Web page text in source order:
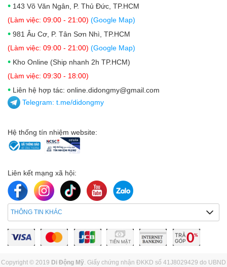
• 143 Võ Văn Ngân, P. Thủ Đức, TP.HCM
(Làm việc: 09:00 - 21:00) (Google Map)
• 981 Âu Cơ, P. Tân Sơn Nhì, TP.HCM
(Làm việc: 09:00 - 21:00) (Google Map)
• Kho Online (Ship nhanh 2h TP.HCM)
(Làm việc: 09:30 - 18:00)
• Liên hệ hợp tác: online.didongmy@gmail.com
Telegram: t.me/didongmy
Hệ thống tín nhiệm website:
Liên kết mạng xã hội:
THÔNG TIN KHÁC
Copyright © 2019 Di Động Mỹ. Giấy chứng nhận ĐKKD số 41J8029429 do UBND